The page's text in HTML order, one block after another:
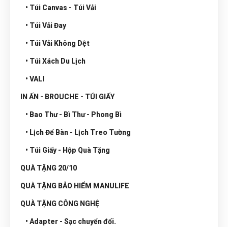
• Túi Canvas - Túi Vải
• Túi Vải Đay
• Túi Vải Không Dệt
• Túi Xách Du Lịch
• VALI
IN ẤN - BROUCHE - TÚI GIẤY
• Bao Thư - Bì Thư - Phong Bì
• Lịch Để Bàn - Lịch Treo Tường
• Túi Giấy - Hộp Quà Tặng
QUÀ TẶNG 20/10
QUÀ TẶNG BẢO HIỂM MANULIFE
QUÀ TẶNG CÔNG NGHỆ
• Adapter - Sạc chuyển đổi.